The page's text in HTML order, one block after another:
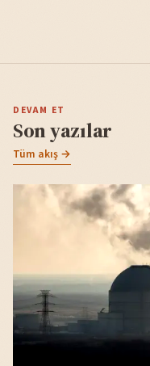
DEVAM ET
Son yazılar
Tüm akış →